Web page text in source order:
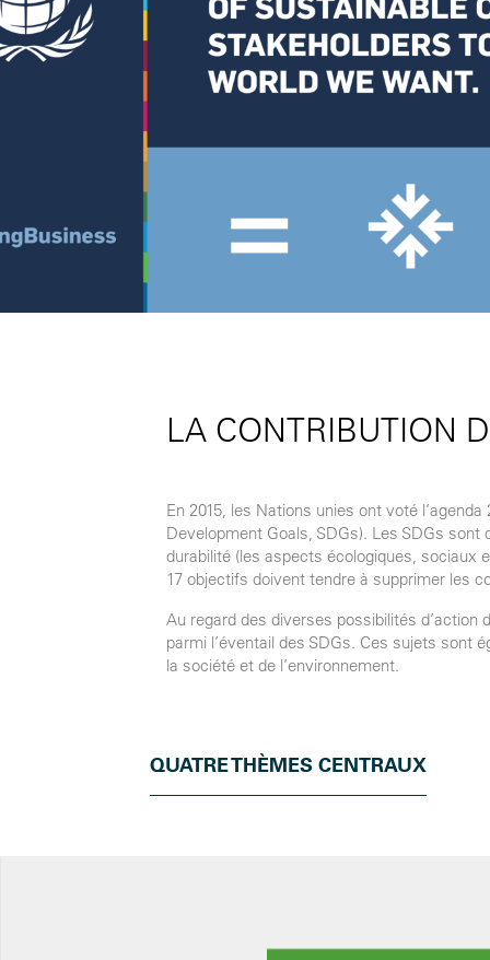
LA CONTRIBUTION
En 2015, les Nations unies ont voté
Development Goals, SDGs). Les SDGs
durabilité (les aspects écologiques, sociaux
17 objectifs doivent tendre à supprimer les
Au regard des diverses possibilités
parmi l’éventail des SDGs. Ces sujets sont
la société et de l’environnement.
QUATRE THÈMES CENTRAUX